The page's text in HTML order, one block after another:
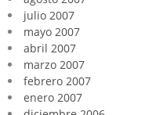
julio 2007
mayo 2007
abril 2007
marzo 2007
febrero 2007
enero 2007